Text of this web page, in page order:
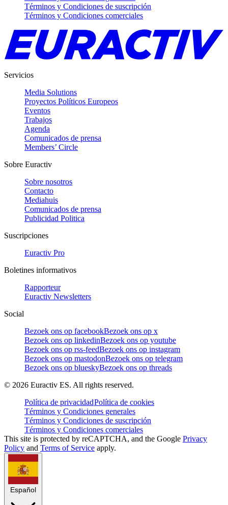
Términos y Condiciones de suscripción
Términos y Condiciones comerciales
Servicios
Media Solutions
Proyectos Políticos Europeos
Eventos
Trabajos
Agenda
Comunicados de prensa
Members’ Circle
Sobre Euractiv
Sobre nosotros
Contacto
Mediahuis
Comunicados de prensa
Publicidad Politica
Suscripciones
Euractiv Pro
Boletines informativos
Rapporteur
Euractiv Newsletters
Social
Bezoek ons op facebookBezoek ons op x
Bezoek ons op linkedinBezoek ons op youtube
Bezoek ons op rss-feedBezoek ons op instagram
Bezoek ons op mastodonBezoek ons op telegram
Bezoek ons op blueskyBezoek ons op threads
© 2026 Euractiv ES. All rights reserved.
Política de privacidadPolítica de cookies
Términos y Condiciones generales
Términos y Condiciones de suscripción
Términos y Condiciones comerciales
This site is protected by reCAPTCHA, and the Google Privacy
Policy and Terms of Service apply.
Español